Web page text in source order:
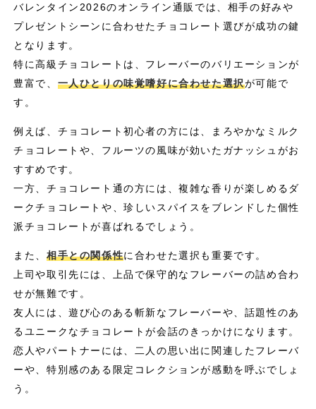
バレンタイン2026のオンライン通販では、相手の好みや
プレゼントシーンに合わせたチョコレート選びが成功の鍵
となります。
特に高級チョコレートは、フレーバーのバリエーションが
豊富で、 一人ひとりの味覚嗜好に合わせた選択が可能で
す。
例えば、チョコレート初心者の方には、まろやかなミルク
チョコレートや、フルーツの風味が効いたガナッシュがお
すすめです。
一方、チョコレート通の方には、複雑な香りが楽しめるダ
ークチョコレートや、珍しいスパイスをブレンドした個性
派チョコレートが喜ばれるでしょう。
また、 相手との関係性に合わせた選択も重要です。
上司や取引先には、上品で保守的なフレーバーの詰め合わ
せが無難です。
友人には、遊び心のある斬新なフレーバーや、話題性のあ
るユニークなチョコレートが会話のきっかけになります。
恋人やパートナーには、二人の思い出に関連したフレーバ
ーや、特別感のある限定コレクションが感動を呼ぶでしょ
う。